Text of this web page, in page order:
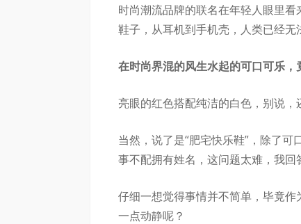
时尚潮流品牌的联名在年轻人眼里
鞋子，从耳机到手机壳，人类已经无
在时尚界混的风生水起的可口可乐，
亮眼的红色搭配纯洁的白色，别说，
当然，说了是“肥宅快乐鞋”，除了
事不配拥有姓名，这问题太难，我回
仔细一想觉得事情并不简单，毕竟
一点动静呢？